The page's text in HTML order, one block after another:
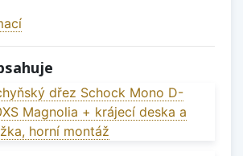
dřez Schock Mono D-
Magnolia + krájecí deska a
horní montáž